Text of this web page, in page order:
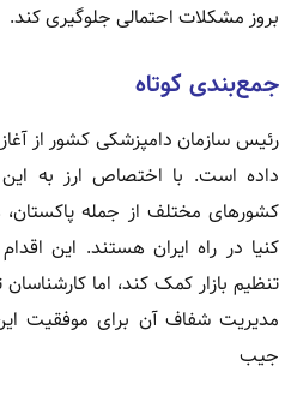
بروز مشکلات احتمالی جلوگیری کند.
جمع‌بندی کوتاه
رئیس سازمان دامپزشکی کشور از
داده است. با اختصاص ارز به
کشورهای مختلف از جمله پاکستان،
کنیا در راه ایران هستند. این
تنظیم بازار کمک کند، اما کارشناسان
مدیریت شفاف آن برای موفقیت
جیب